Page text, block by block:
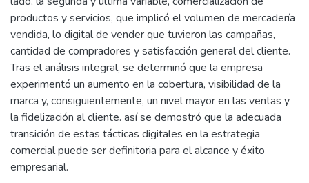
productos y servicios, que implicó el volumen de mercadería
vendida, lo digital de vender que tuvieron las campañas,
cantidad de compradores y satisfacción general del cliente.
Tras el análisis integral, se determinó que la empresa
experimentó un aumento en la cobertura, visibilidad de la
marca y, consiguientemente, un nivel mayor en las ventas y
la fidelización al cliente. así se demostró que la adecuada
transición de estas tácticas digitales en la estrategia
comercial puede ser definitoria para el alcance y éxito
empresarial.